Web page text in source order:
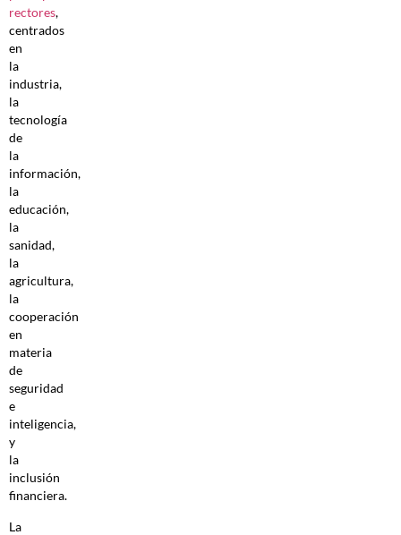
rectores,
centrados
en
la
industria,
la
tecnología
de
la
información,
la
educación,
la
sanidad,
la
agricultura,
la
cooperación
en
materia
de
seguridad
e
inteligencia,
y
la
inclusión
financiera.
La